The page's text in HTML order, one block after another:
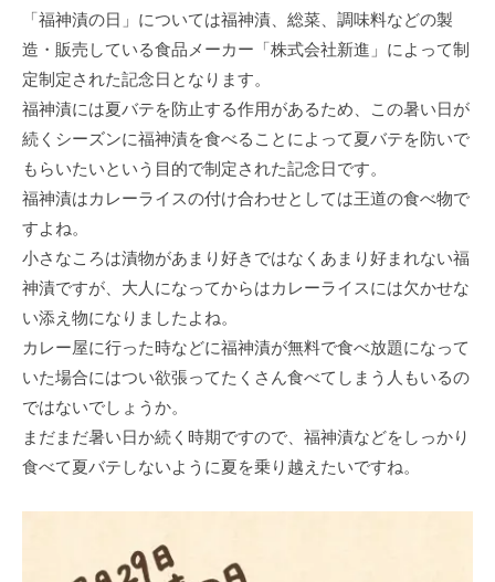
「福神漬の日」については福神漬、総菜、調味料などの製
造・販売している食品メーカー「株式会社新進」によって制
定制定された記念日となります。
福神漬には夏バテを防止する作用があるため、この暑い日が
続くシーズンに福神漬を食べることによって夏バテを防いで
もらいたいという目的で制定された記念日です。
福神漬はカレーライスの付け合わせとしては王道の食べ物で
すよね。
小さなころは漬物があまり好きではなくあまり好まれない福
神漬ですが、大人になってからはカレーライスには欠かせな
い添え物になりましたよね。
カレー屋に行った時などに福神漬が無料で食べ放題になって
いた場合にはつい欲張ってたくさん食べてしまう人もいるの
ではないでしょうか。
まだまだ暑い日か続く時期ですので、福神漬などをしっかり
食べて夏バテしないように夏を乗り越えたいですね。